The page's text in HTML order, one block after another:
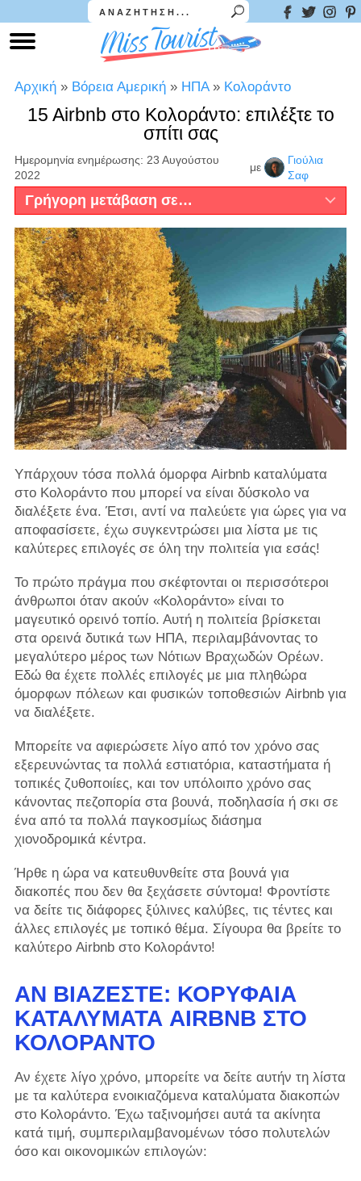
Αρχική » Βόρεια Αμερική » ΗΠΑ » Κολοράντο
15 Airbnb στο Κολοράντο: επιλέξτε το
σπίτι σας
Ημερομηνία ενημέρωσης: 23 Αυγούστου
2022
με
Γιούλια
Σαφ
Γρήγορη μετάβαση σε…
Υπάρχουν τόσα πολλά όμορφα Airbnb καταλύματα
στο Κολοράντο που μπορεί να είναι δύσκολο να
διαλέξετε ένα. Έτσι, αντί να παλεύετε για ώρες για να
αποφασίσετε, έχω συγκεντρώσει μια λίστα με τις
καλύτερες επιλογές σε όλη την πολιτεία για εσάς!
Το πρώτο πράγμα που σκέφτονται οι περισσότεροι
άνθρωποι όταν ακούν «Κολοράντο» είναι το
μαγευτικό ορεινό τοπίο. Αυτή η πολιτεία βρίσκεται
στα ορεινά δυτικά των ΗΠΑ, περιλαμβάνοντας το
μεγαλύτερο μέρος των Νότιων Βραχωδών Ορέων.
Εδώ θα έχετε πολλές επιλογές με μια πληθώρα
όμορφων πόλεων και φυσικών τοποθεσιών Airbnb για
να διαλέξετε.
Μπορείτε να αφιερώσετε λίγο από τον χρόνο σας
εξερευνώντας τα πολλά εστιατόρια, καταστήματα ή
τοπικές ζυθοποιίες, και τον υπόλοιπο χρόνο σας
κάνοντας πεζοπορία στα βουνά, ποδηλασία ή σκι σε
ένα από τα πολλά παγκοσμίως διάσημα
χιονοδρομικά κέντρα.
Ήρθε η ώρα να κατευθυνθείτε στα βουνά για
διακοπές που δεν θα ξεχάσετε σύντομα! Φροντίστε
να δείτε τις διάφορες ξύλινες καλύβες, τις τέντες και
άλλες επιλογές με τοπικό θέμα. Σίγουρα θα βρείτε το
καλύτερο Airbnb στο Κολοράντο!
ΑΝ ΒΙΆΖΕΣΤΕ: ΚΟΡΥΦΑΊΑ
ΚΑΤΑΛΎΜΑΤΑ AIRBNB ΣΤΟ
ΚΟΛΟΡΆΝΤΟ
Αν έχετε λίγο χρόνο, μπορείτε να δείτε αυτήν τη λίστα
με τα καλύτερα ενοικιαζόμενα καταλύματα διακοπών
στο Κολοράντο. Έχω ταξινομήσει αυτά τα ακίνητα
κατά τιμή, συμπεριλαμβανομένων τόσο πολυτελών
όσο και οικονομικών επιλογών: